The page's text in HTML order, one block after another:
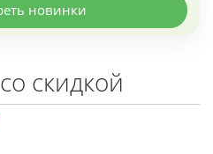
новинки
скидкой